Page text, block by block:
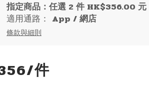
指定商品：任選 2 件 HK$356.00 元
適用通路： App /網店
條款與細則
件